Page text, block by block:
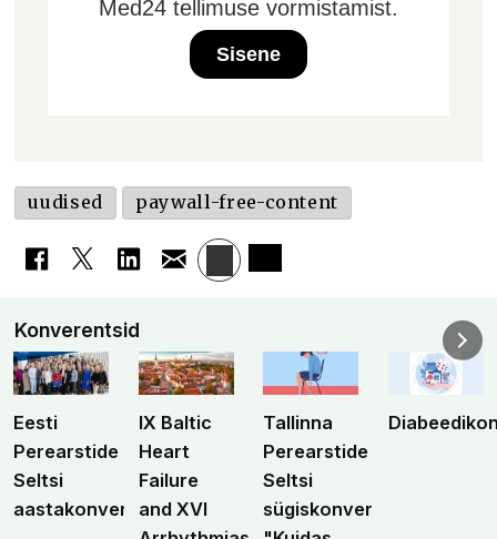
Med24 tellimuse vormistamist.
Sisene
uudised paywall-free-content
Konverentsid
Eesti
Perearstide
Seltsi
aastakonverents
IX Baltic
Heart
Failure
and XVI
Tallinna
Perearstide
Seltsi
sügiskonverents